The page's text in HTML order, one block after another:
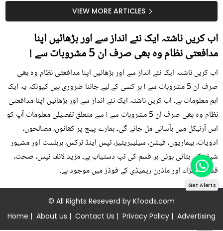
کیوں کھانا چاہیے؟
سستا اور قدرتی حلVIEW MORE ARTICLES
اب کریں ناشتہ ایک نئے انداز سے اور بڑھائیں اپنا
مدافعتی نظام وہ بھی صرف ان 5 مشروبات سے !
اب کریں ناشتہ ایک نئے انداز سے اور بڑھائیں اپنا مدافعتی نظام وہ بھی
صرف ان 5 مشروبات سے ! ہر کسی کے لیے جاننا ضروری ہیں کیونکہ یہ ایک
اہم معلومات ہے۔ اب کریں ناشتہ ایک نئے انداز سے اور بڑھائیں اپنا مدافعتی
نظام وہ بھی صرف ان 5 مشروبات سے ! سے متعلق تفصیلی معلومات آپ کو
اس آرٹیکل میں بآسانی مل جائے گی۔ ہمارے پیج پر کھانوں، مصالحوں،
ادویات، بیماریوں، فیشن، سیلیبریٹیز، ٹپس اینڈ ٹرکس، ہربلسٹ اور مشہور
شیف کی بتائی ہوئی ہر قسم کی ٹپ دستیاب ہے۔ مزید لائف ٹپس، صحت،
قدرتی اجزاء اور ماڈرن ریمیڈی کے فوڈز میں موجود ہے۔
© All Rights Reseverd by Kfoods.com
Home | About us | Contact Us | Privacy Policy | Advertising
Get Alerts